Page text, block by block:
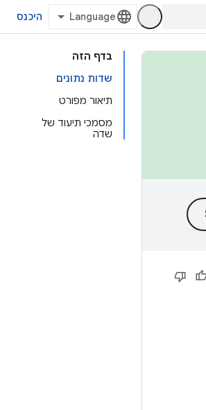
היכנס
בדף הזה
שדות נתונים
תיאור מפורט
מסמכי תיעוד של
שדה